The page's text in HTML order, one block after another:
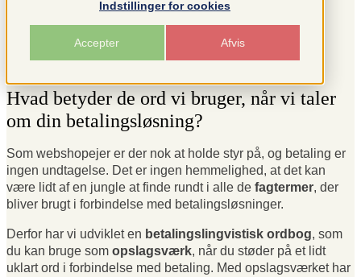
Indstillinger for cookies
Accepter Afvis
Hvad betyder de ord vi bruger, når vi taler
om din betalingsløsning?
Som webshopejer er der nok at holde styr på, og betaling er
ingen undtagelse. Det er ingen hemmelighed, at det kan
være lidt af en jungle at finde rundt i alle de fagtermer, der
bliver brugt i forbindelse med betalingsløsninger.
Derfor har vi udviklet en betalingslingvistisk ordbog, som
du kan bruge som opslagsværk, når du støder på et lidt
uklart ord i forbindelse med betaling. Med opslagsværket har